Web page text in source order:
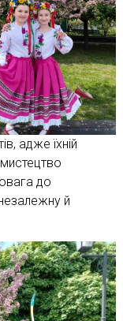
адже їхній
до
й